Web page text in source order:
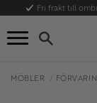
Meny
Fri frakt till
MÖBLER